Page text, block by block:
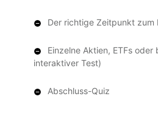
Der richtige Zeitpunkt zum
Einzelne Aktien, ETFs oder
interaktiver Test)
Abschluss-Quiz